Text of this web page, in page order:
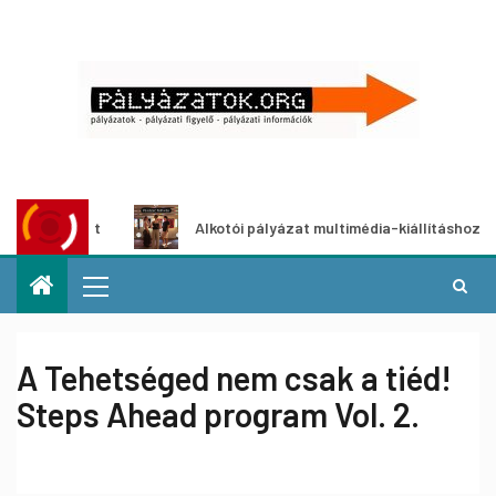
Alkotói pályázat multimédia-kiállításhoz
A Tehetséged nem csak a tiéd!
Steps Ahead program Vol. 2.